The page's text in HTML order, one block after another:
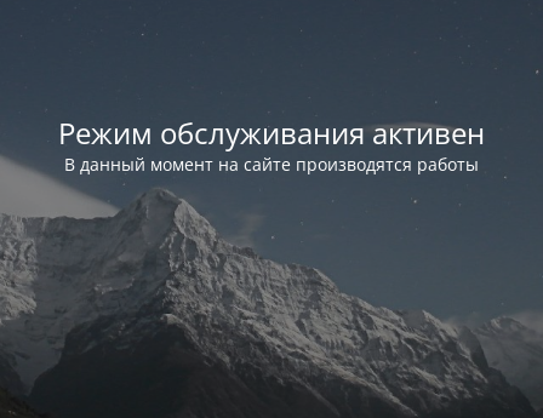
Режим обслуживания активен
В данный момент на сайте производятся работы